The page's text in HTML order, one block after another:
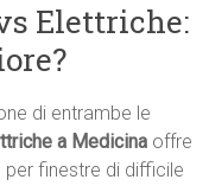
Elettriche:
di entrambe le
a Medicina offre
finestre di difficile